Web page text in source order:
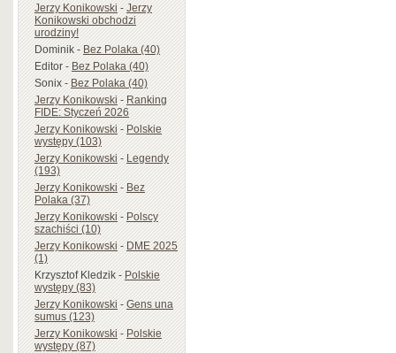
Jerzy Konikowski-Jerzy
Konikowski obchodzi
urodziny!
Dominik-Bez Polaka (40)
Editor-Bez Polaka (40)
Sonix-Bez Polaka (40)
Jerzy Konikowski-Ranking
FIDE: Styczeń 2026
Jerzy Konikowski-Polskie
występy (103)
Jerzy Konikowski-Legendy
(193)
Jerzy Konikowski-Bez
Polaka (37)
Jerzy Konikowski-Polscy
szachiści (10)
Jerzy Konikowski-DME 2025
(1)
Krzysztof Kledzik-Polskie
występy (83)
Jerzy Konikowski-Gens una
sumus (123)
Jerzy Konikowski-Polskie
występy (87)